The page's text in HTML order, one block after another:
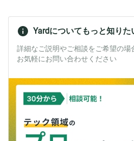
Yardについてもっと知りた
詳細なご説明やご相談をご希望の場
お気軽にお問い合わせください